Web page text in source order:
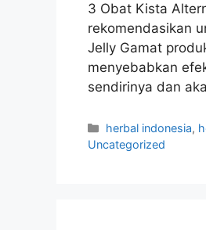
3 Obat Kista
rekomendasikan
Jelly Gamat
menyebabkan
sendirinya dan
C
a
herbal indonesia,
Uncategorized